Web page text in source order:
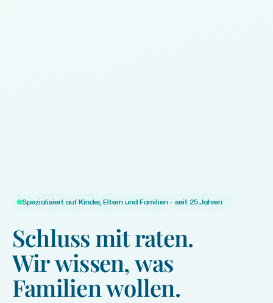
Spezialisiert auf Kinder, Eltern und Familien - seit 25 Jahren
Schlussmitraten.
Wirwissen,was
Familienwollen.